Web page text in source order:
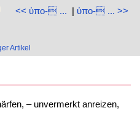
<< ὑπο- ... | ὑπο- ... >>
Artikel
– unvermerkt anreizen,